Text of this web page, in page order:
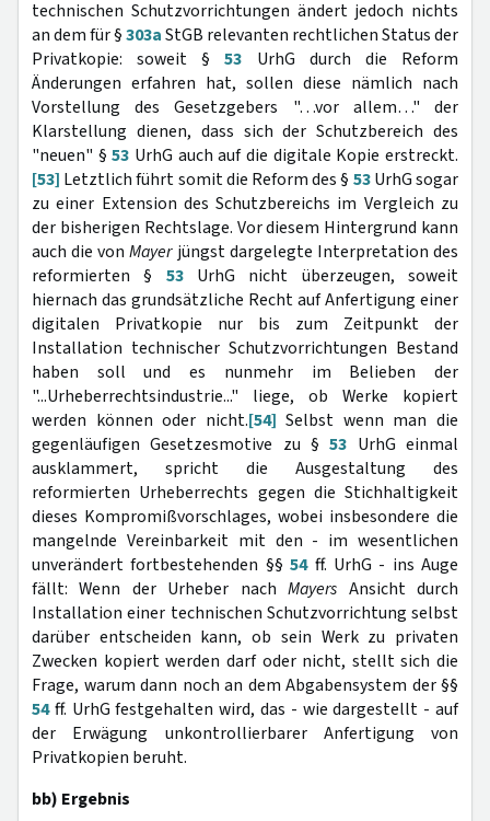
technischen Schutzvorrichtungen ändert jedoch nichts
an dem für §303aStGB relevanten rechtlichen Status der
Privatkopie: soweit §53 UrhG durch die Reform
Änderungen erfahren hat, sollen diese nämlich nach
Vorstellung des Gesetzgebers "…vor allem…" der
Klarstellung dienen, dass sich der Schutzbereich des
"neuen" §53 UrhG auch auf die digitale Kopie erstreckt.
[53] Letztlich führt somit die Reform des § 53UrhG sogar
zu einer Extension des Schutzbereichs im Vergleich zu
der bisherigen Rechtslage. Vor diesem Hintergrund kann
auch die vonMayerjüngst dargelegte Interpretation des
reformierten § 53UrhG nicht überzeugen, soweit
hiernach das grundsätzliche Recht auf Anfertigung einer
digitalen Privatkopie nur bis zum Zeitpunkt der
Installation technischer Schutzvorrichtungen Bestand
haben soll und es nunmehr im Belieben der
"...Urheberrechtsindustrie..." liege, ob Werke kopiert
werden können oder nicht.[54] Selbst wenn man die
gegenläufigen Gesetzesmotive zu §53 UrhG einmal
ausklammert, spricht die Ausgestaltung des
reformierten Urheberrechts gegen die Stichhaltigkeit
dieses Kompromißvorschlages, wobei insbesondere die
mangelnde Vereinbarkeit mit den - im wesentlichen
unverändert fortbestehenden §§54ff. UrhG - ins Auge
fällt: Wenn der Urheber nachMayers Ansicht durch
Installation einer technischen Schutzvorrichtung selbst
darüber entscheiden kann, ob sein Werk zu privaten
Zwecken kopiert werden darf oder nicht, stellt sich die
Frage, warum dann noch an dem Abgabensystem der §§
54ff. UrhG festgehalten wird, das - wie dargestellt - auf
der Erwägung unkontrollierbarer Anfertigung von
Privatkopien beruht.
bb) Ergebnis